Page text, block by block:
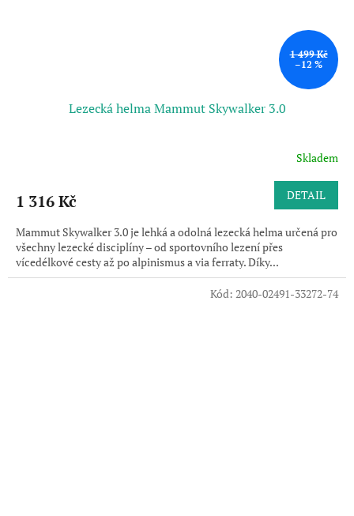
1 499 Kč
–12 %
Lezecká helma Mammut Skywalker 3.0
Skladem
1 316 Kč DETAIL
Mammut Skywalker 3.0 je lehká a odolná lezecká helma určená pro
všechny lezecké disciplíny – od sportovního lezení přes
vícedélkové cesty až po alpinismus a via ferraty. Díky...
Kód: 2040-02491-33272-74